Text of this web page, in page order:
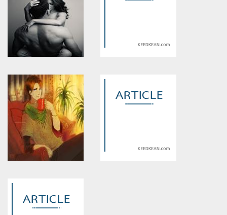
Warning: Use of undefined
constant article_topic -
assumed 'article_topic' (this
will throw an Error in a future
version of PHP) in
/home/keedkean/domains/keedkean.com/public_html/include/article/
on line 534
เพราะว่าเรื่องหัวใจ ใครก็
ออกแบบมันไม่ได้
assumed 'article_topic' (this
will throw an Error in a future
assumed 'article_topic' (this
will throw an Error in a future